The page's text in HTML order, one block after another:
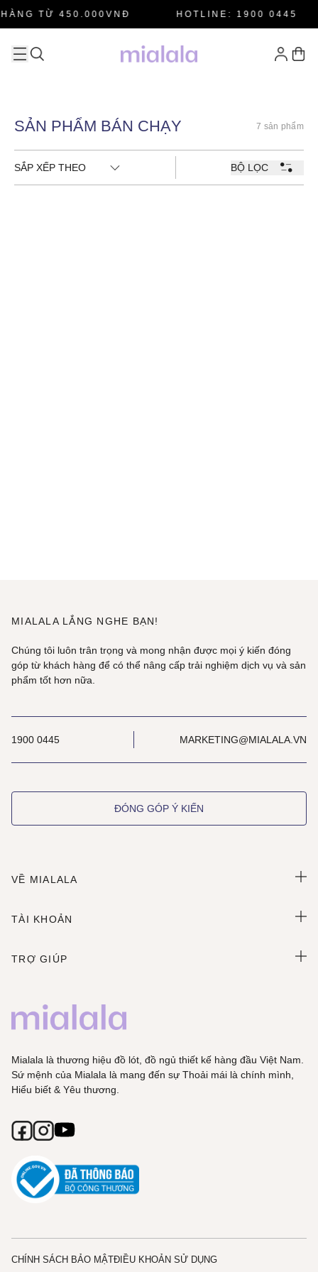
TỪ 450.000VNĐ HOTLINE: 1900 0445
SẢN PHẨM BÁN CHẠY 7 sản phẩm
SẮP XẾP THEO BỘ LỌC
MIALALA LẮNG NGHE BẠN!
Chúng tôi luôn trân trọng và mong nhận được mọi ý kiến đóng
góp từ khách hàng để có thể nâng cấp trải nghiệm dịch vụ và sản
phẩm tốt hơn nữa.
1900 0445 MARKETING@MIALALA.VN
ĐÓNG GÓP Ý KIẾN
VỀ MIALALA
TÀI KHOẢN
TRỢ GIÚP
Mialala là thương hiệu đồ lót, đồ ngủ thiết kế hàng đầu Việt Nam.
Sứ mệnh của Mialala là mang đến sự Thoải mái là chính mình,
Hiểu biết & Yêu thương.
CHÍNH SÁCH BẢO MẬTĐIỀU KHOẢN SỬ DỤNG